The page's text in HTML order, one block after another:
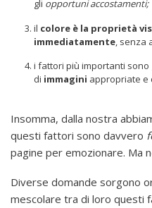
gli opportuni accostamenti;
il colore è la proprietà
immediatamente, senza
i fattori più importanti sono
di immagini appropriate e
Insomma, dalla nostra
questi fattori sono davvero
pagine per emozionare. Ma
Diverse domande sorgono
mescolare tra di loro questi